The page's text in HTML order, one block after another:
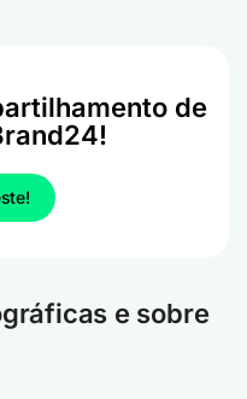
de
e sobre